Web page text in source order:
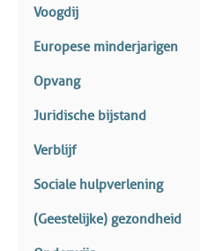
Voogdij
Europese minderjarigen
Opvang
Juridische bijstand
Verblijf
Sociale hulpverlening
(Geestelijke) gezondheid